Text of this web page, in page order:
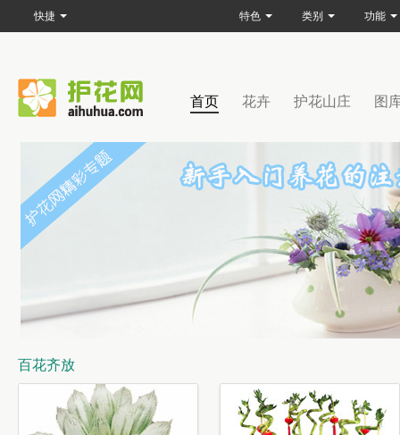
首页 花卉 护花山庄 图
百花齐放
快捷 特色 类别 功能